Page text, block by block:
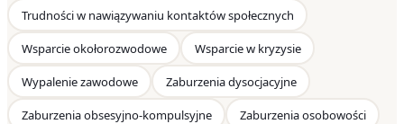
Trudności w nawiązywaniu kontaktów społecznych
Wsparcie okołorozwodowe Wsparcie w kryzysie
Wypalenie zawodowe Zaburzenia dysocjacyjne
Zaburzenia obsesyjno-kompulsyjne Zaburzenia osobowości